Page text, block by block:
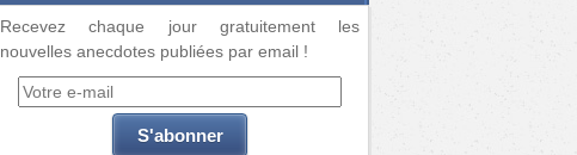
Recevez chaque jour gratuitement les
nouvelles anecdotes publiées par email !